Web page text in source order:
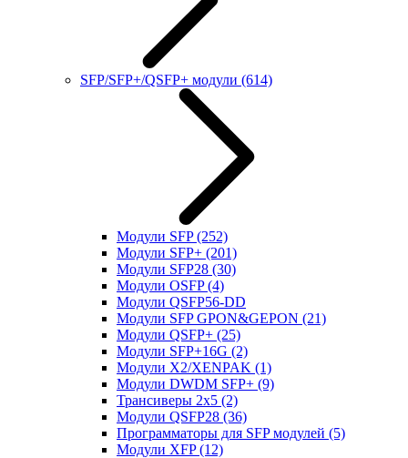
SFP/SFP+/QSFP+ модули (614)
Модули SFP(252)
Модули SFP+ (201)
Модули SFP28 (30)
Модули OSFP(4)
Модули QSFP56-DD
Модули SFP GPON&GEPON (21)
Модули QSFP+ (25)
Модули SFP+16G (2)
Модули X2/XENPAK (1)
Модули DWDM SFP+ (9)
Трансиверы 2x5 (2)
Модули QSFP28 (36)
Программаторы для SFP модулей (5)
Модули XFP(12)